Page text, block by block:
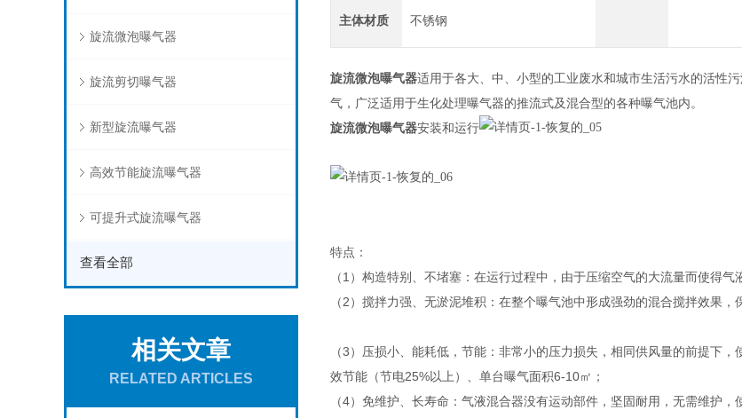
旋流微泡曝气器
旋流剪切曝气器
新型旋流曝气器
高效节能旋流曝气器
可提升式旋流曝气器
查看全部
相关文章
RELATED ARTICLES
主体材质 不锈钢
旋流微泡曝气器适用于各大、中、小型的工业废水和城市生活污水的活性
气，广泛适用于生化处理曝气器的推流式及混合型的各种曝气池内。
旋流微泡曝气器安装和运行
特点：
（1）构造特别、不堵塞：在运行过程中，由于压缩空气的大流量而使得
（2）搅拌力强、无淤泥堆积：在整个曝气池中形成强劲的混合搅拌效果
（3）压损小、能耗低，节能：非常小的压力损失，相同供风量的前提下
效节能（节电25%以上）、单台曝气面积6-10㎡；
（4）免维护、长寿命：气液混合器没有运动部件，坚固耐用，无需维护，